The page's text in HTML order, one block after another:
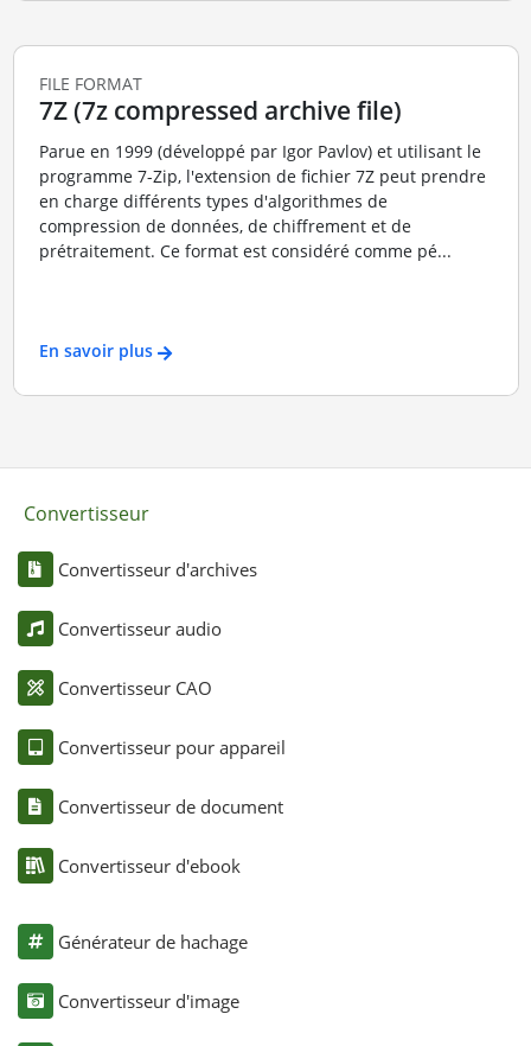
FILE FORMAT
7Z (7z compressed archive file)
Parue en 1999 (développé par Igor Pavlov) et utilisant le
programme 7-Zip, l'extension de fichier 7Z peut prendre
en charge différents types d'algorithmes de
compression de données, de chiffrement et de
prétraitement. Ce format est considéré comme pé...
En savoir plus
Convertisseur
Convertisseur d'archives
Convertisseur audio
Convertisseur CAO
Convertisseur pour appareil
Convertisseur de document
Convertisseur d'ebook
Générateur de hachage
Convertisseur d'image